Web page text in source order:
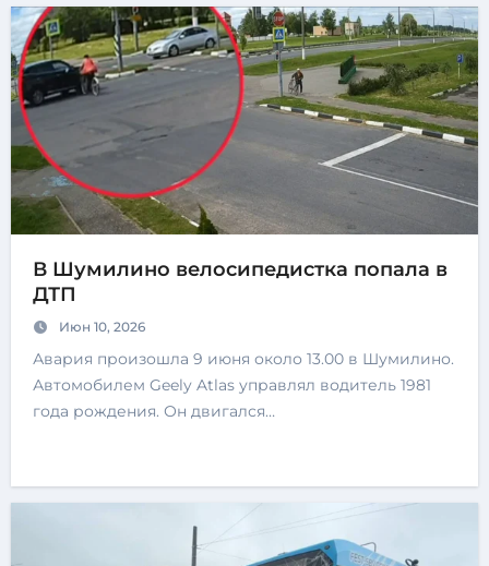
В Шумилино велосипедистка попала в
ДТП
Июн 10, 2026
Авария произошла 9 июня около 13.00 в Шумилино.
Автомобилем Geely Atlas управлял водитель 1981
года рождения. Он двигался…